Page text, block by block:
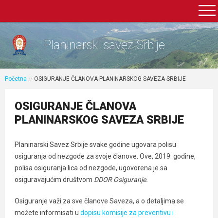
Planinarski savez Srbije
Početna // OSIGURANJE ČLANOVA PLANINARSKOG SAVEZA SRBIJE
OSIGURANJE ČLANOVA
PLANINARSKOG SAVEZA SRBIJE
Planinarski Savez Srbije svake godine ugovara polisu
osiguranja od nezgode za svoje članove. Ove, 2019. godine,
polisa osiguranja lica od nezgode, ugovorena je sa
osiguravajućim društvom DDOR Osiguranje.
Osiguranje važi za sve članove Saveza, a o detaljima se
možete informisati u dopisu komisije za preventivu i